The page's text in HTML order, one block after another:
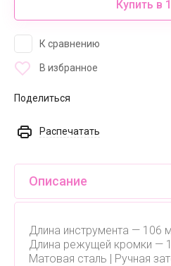
Купить в
К сравнению
В избранное
Поделиться
Распечатать
Описание
Длина инструмента — 106
Длина режущей кромки —
Матовая сталь | Ручная